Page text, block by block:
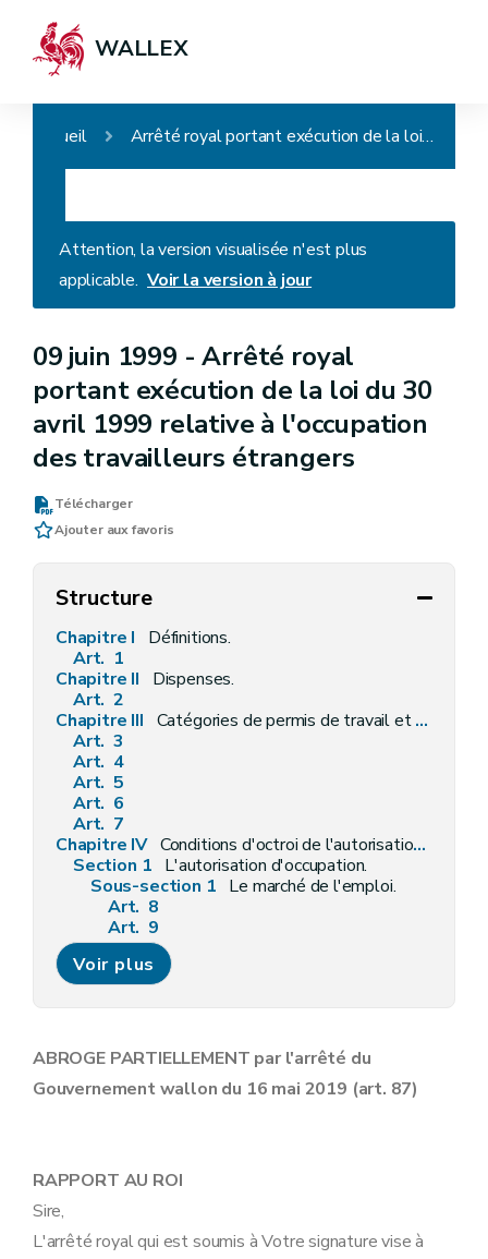
WALLEX
Accueil Arrêté royal portant exécution de la loi du 30 avril 1999 relative à l'occupation des travailleurs étrangers
Attention, la version visualisée n'est plus
applicable. Voir la version à jour
09 juin 1999 -Arrêté royal
portant exécution de la loi du 30
avril 1999 relative à l'occupation
des travailleurs étrangers
Télécharger
Ajouter aux favoris
Structure
Chapitre I
Définitions.
Art. 1
Chapitre II
Dispenses.
Art. 2
Chapitre III Catégories de permis de travail et dispositions générales.
Art. 3
Art. 4
Art. 5
Art. 6
Art. 7
Chapitre IV Conditions d'octroi de l'autorisation d'occupation et du permis de travail.
Section 1 L'autorisation d'occupation.
Sous-section 1 Le marché de l'emploi.
Art. 8
Art. 9
Sous-section 2
Art. 10
Art. 11
Art. 13
Le certificat médical.
Art. 14
Art. 15/2
Section 2 Le permis de travail A.
Voir plus
ABROGE PARTIELLEMENT par l'arrêté du
Gouvernement wallon du 16 mai 2019 (art. 87)
RAPPORT AU ROI
Sire,
L'arrêté royal qui est soumis à Votre signature vise à